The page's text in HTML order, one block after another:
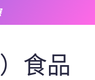
食品